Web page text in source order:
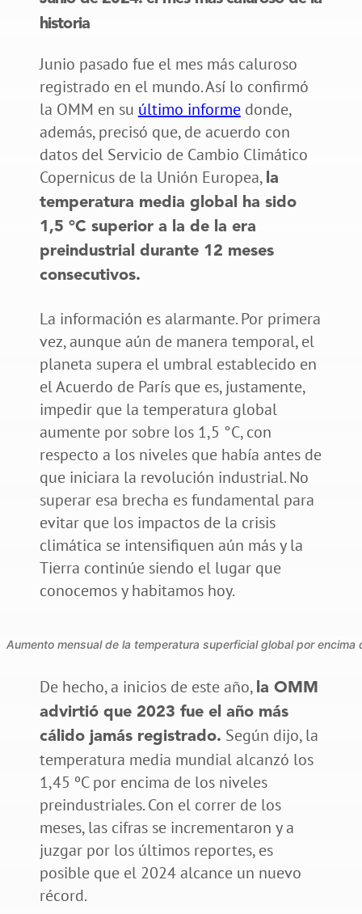
historia
Junio pasado fue el mes más caluroso
registrado en el mundo. Así lo confirmó
la OMM en su último informedonde,
además, precisó que, de acuerdo con
datos del Servicio de Cambio Climático
Copernicus de la Unión Europea, la
temperatura media global ha sido
1,5 °C superior a la de la era
preindustrial durante 12 meses
consecutivos.
La información es alarmante. Por primera
vez, aunque aún de manera temporal, el
planeta supera el umbral establecido en
el Acuerdo de París que es, justamente,
impedir que la temperatura global
aumente por sobre los 1,5 °C, con
respecto a los niveles que había antes de
que iniciara la revolución industrial. No
superar esa brecha es fundamental para
evitar que los impactos de la crisis
climática se intensifiquen aún más y la
Tierra continúe siendo el lugar que
conocemos y habitamos hoy.
Aumento mensual de la temperatura superficial global por
De hecho, a inicios de este año, la OMM
advirtió que 2023 fue el año más
cálido jamás registrado. Según dijo, la
temperatura media mundial alcanzó los
1,45 ºC por encima de los niveles
preindustriales. Con el correr de los
meses, las cifras se incrementaron y a
juzgar por los últimos reportes, es
posible que el 2024 alcance un nuevo
récord.